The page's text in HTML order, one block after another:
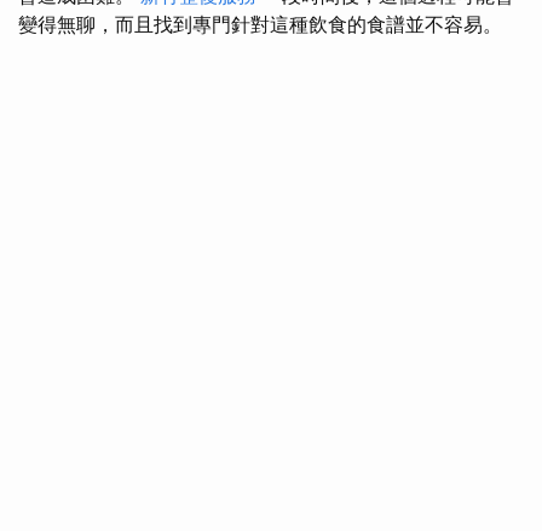
變得無聊，而且找到專門針對這種飲食的食譜並不容易。